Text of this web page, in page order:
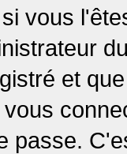
vous
et
passe.